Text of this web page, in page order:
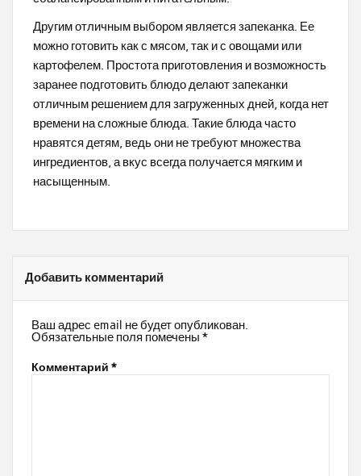
Другим отличным выбором является запеканка. Ее
можно готовить как с мясом, так и с овощами или
картофелем. Простота приготовления и возможность
заранее подготовить блюдо делают запеканки
отличным решением для загруженных дней, когда нет
времени на сложные блюда. Такие блюда часто
нравятся детям, ведь они не требуют множества
ингредиентов, а вкус всегда получается мягким и
насыщенным.
Добавить комментарий
Ваш адрес email не будет опубликован.
Обязательные поля помечены *
Комментарий *